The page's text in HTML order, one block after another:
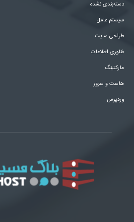
دسته‌بندی نشده
سیستم عامل
طراحی سایت
فناوری اطلاعات
مارکتینگ
هاست و سرور
وردپرس